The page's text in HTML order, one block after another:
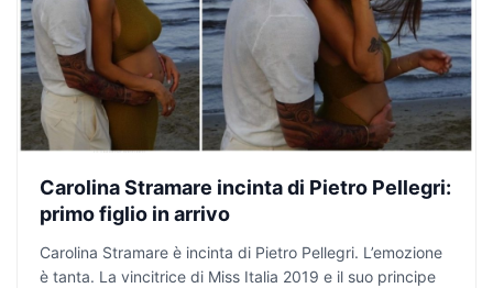
Carolina Stramare incinta di Pietro Pellegri:
primo figlio in arrivo
Carolina Stramare è incinta di Pietro Pellegri. L’emozione
è tanta. La vincitrice di Miss Italia 2019 e il suo principe